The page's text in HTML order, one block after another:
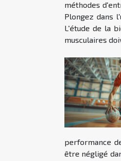
méthodes
Plongez dans
L'étude de la
musculaires
performance
être négligé